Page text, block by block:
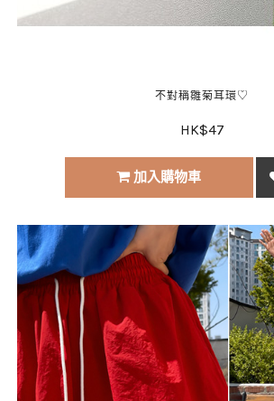
不對稱雛菊耳環♡
HK$47
加入購物車